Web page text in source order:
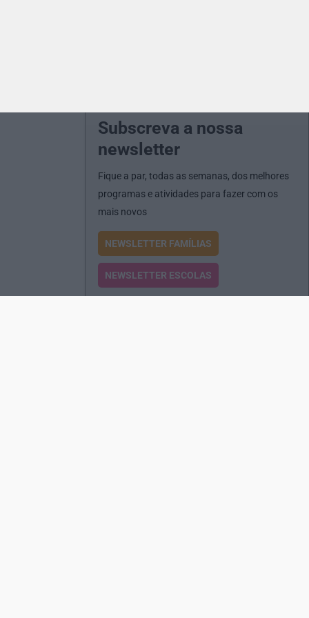
Subscreva a nossa
newsletter
Fique a par, todas as semanas, dos melhores
programas e atividades para fazer com os
mais novos
NEWSLETTER FAMÍLIAS
NEWSLETTER ESCOLAS